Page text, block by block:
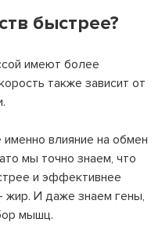
быстрее?
имеют более
также зависит от
влияние на обмен
мы точно знаем, что
и эффективнее
И даже знаем гены,
мышц.